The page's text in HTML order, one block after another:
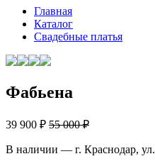
Главная
Каталог
Свадебные платья
Фабьена
39 900 ₽ 55 000 ₽
В наличии — г. Краснодар, ул.